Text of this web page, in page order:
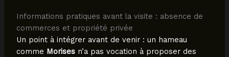
Informations pratiques avant la visite : absence de
commerces et propriété privée
Un point à intégrer avant de venir : un hameau
comme Morisesn’a pas vocation à proposer des